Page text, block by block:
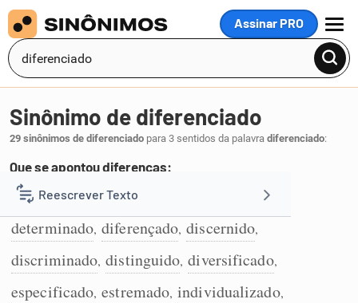
Assinar PRO
MENU
Reescrever Texto
Resumir Texto
Corrigir Texto
Sinônimo de diferenciado
29 sinônimos de diferenciado para 3 sentidos da palavra diferenciado:
Que se apontou diferenças:
1 assinalado,caracterizado desigualado
determinado, diferençado, discernido,
discriminado, distinguido, diversificado,
especificado, estremado, individualizado,